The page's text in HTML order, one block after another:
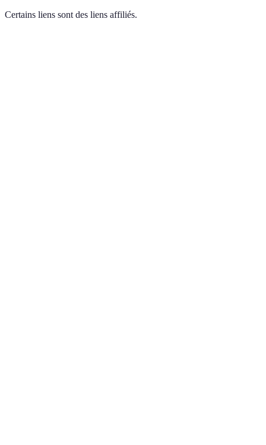
Certains liens sont des liens affiliés.